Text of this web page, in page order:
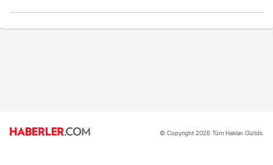
© Copyright 2026 Tüm Hakları Gizlidir.